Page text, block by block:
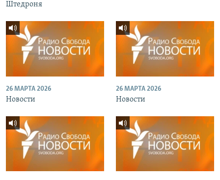
Штедроня
26 МАРТА 2026
Новости
26 МАРТА 2026
Новости